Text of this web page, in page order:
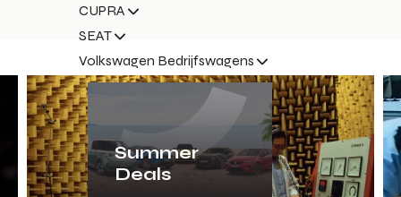
CUPRA
SEAT
Volkswagen Bedrijfswagens
Summer
Deals